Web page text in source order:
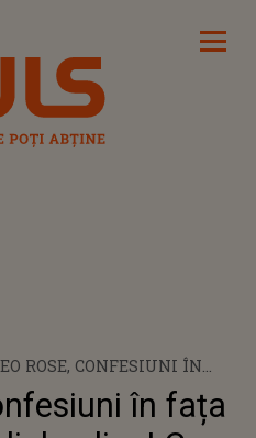
ROSE, CONFESIUNI ÎN
FANILOR DIN MEDIUL
CE A DESCOPERIT
în fața